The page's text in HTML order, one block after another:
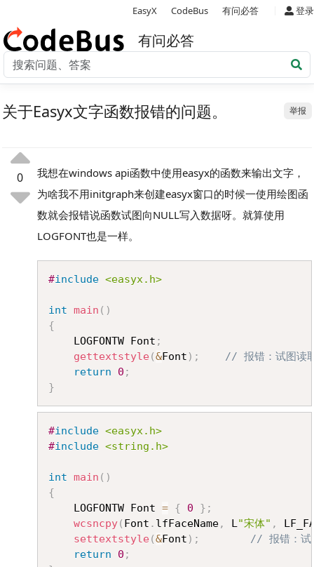
EasyX CodeBus 有问必答 登录
有问必答
举报
关于Easyx文字函数报错的问题。
0
我想在windows api函数中使用easyx的函数来输出文字，
为啥我不用initgraph来创建easyx窗口的时候一使用绘图函
数就会报错说函数试图向NULL写入数据呀。就算使用
LOGFONT也是一样。
#include <easyx.h>
int main ( )
{
	LOGFONTW Font
;
gettextstyle(&Font ) ;
// 报错：试图读
return
0 ;
}
#include <easyx.h>
#include <string.h>
int main ( )
{
	LOGFONTW Font
= { 0 } ;
wcsncpy( Font . lfFaceName, L "宋体" ,
settextstyle(&Font ) ;
// 报错：试
return
0 ;